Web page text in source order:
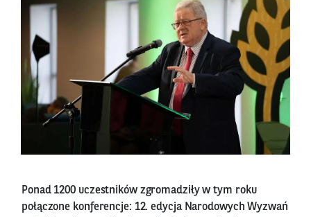
Ponad 1200 uczestników zgromadziły w tym roku
połączone konferencje: 12. edycja Narodowych Wyzwań